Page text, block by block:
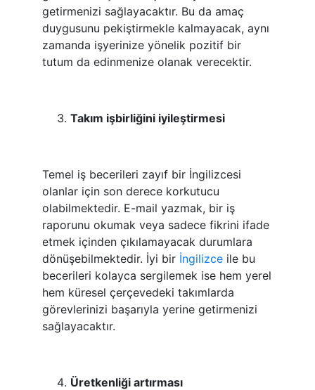
getirmenizi sağlayacaktır. Bu da amaç
duygusunu pekiştirmekle kalmayacak, aynı
zamanda işyerinize yönelik pozitif bir
tutum da edinmenize olanak verecektir.
Takım işbirliğini iyileştirmesi
Temel iş becerileri zayıf bir İngilizcesi
olanlar için son derece korkutucu
olabilmektedir. E-mail yazmak, bir iş
raporunu okumak veya sadece fikrini ifade
etmek içinden çıkılamayacak durumlara
dönüşebilmektedir. İyi bir İngilizce ile bu
becerileri kolayca sergilemek ise hem yerel
hem küresel çerçevedeki takımlarda
görevlerinizi başarıyla yerine getirmenizi
sağlayacaktır.
Üretkenliği artırması